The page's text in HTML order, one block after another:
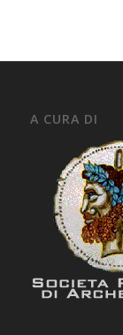
A CURA DI